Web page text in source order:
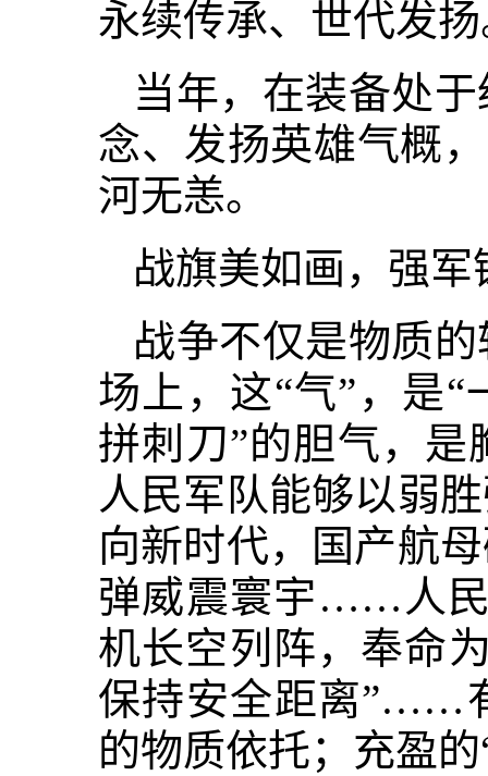
永续传承、世代发扬
当年，在装备处
念、发扬英雄气概
河无恙。
战旗美如画，强
战争不仅是物质
场上，这“气”，是
拼刺刀”的胆气，是
人民军队能够以弱
向新时代，国产航
弹威震寰宇……人民
机长空列阵，奉命
保持安全距离”……
的物质依托；充盈